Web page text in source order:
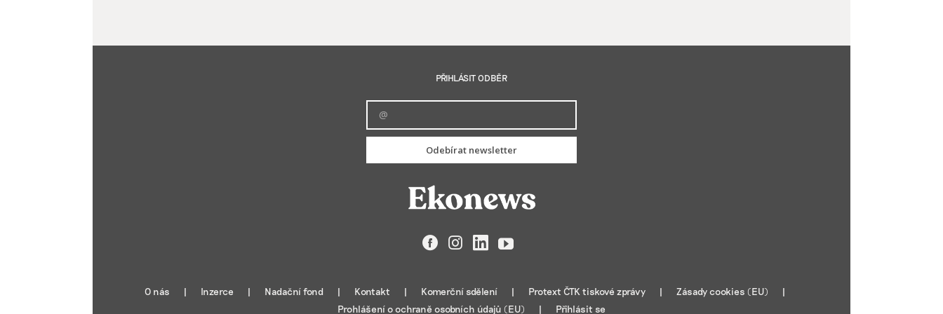
PŘIHLÁSIT ODBĚR
Odebírat newsletter
FacebookInstagramLinkedIn
YouTube
O nás Inzerce Nadační fond Kontakt Komerční sdělení Protext ČTK tiskové zprávy
Zásady cookies (EU)
Prohlášení o ochraně osobních údajů (EU)
Přihlásit se